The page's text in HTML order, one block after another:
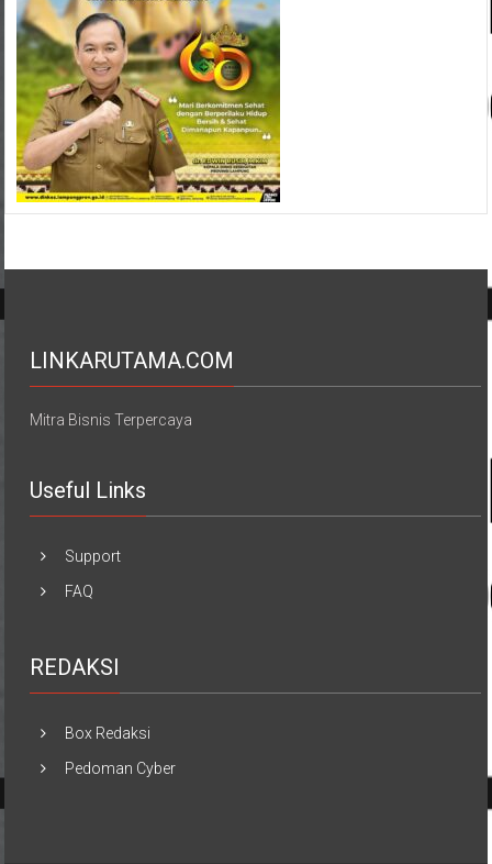
LINKARUTAMA.COM
Mitra Bisnis Terpercaya
Useful Links
Support
FAQ
REDAKSI
Box Redaksi
Pedoman Cyber